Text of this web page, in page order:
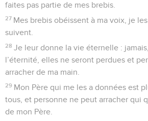
faites pas partie de mes brebis.
27 Mes brebis obéissent à ma voix, je
suivent.
28 Je leur donne la vie éternelle :
l’éternité, elles ne seront perdues et
arracher de ma main.
29 Mon Père qui me les a données est
tous, et personne ne peut arracher qui
de mon Père.